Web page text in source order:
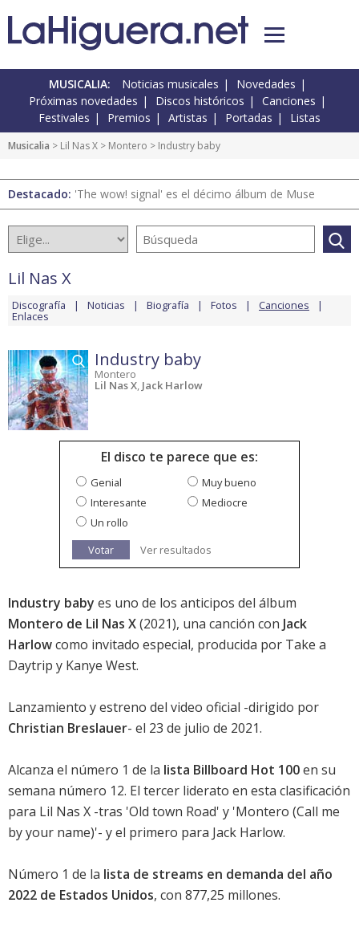
MUSICALIA: Noticias musicales
Novedades
Próximas novedades
Discos históricos
Canciones
Festivales
Premios Artistas Portadas Listas
Musicalia > Lil Nas X > Montero > Industry baby
Destacado: 'The wow! signal' es el décimo álbum de Muse
Lil Nas X
Discografía Noticias Biografía Fotos Canciones
Enlaces
Industry baby
Montero
Lil Nas X, Jack Harlow
El disco te parece que es:
Genial
Muy bueno
Interesante
Mediocre
Un rollo
Votar
Ver resultados
Industry baby es uno de los anticipos del álbum
Montero de Lil Nas X(2021), una canción con Jack
Harlowcomo invitado especial, producida por Take a
Daytrip y Kanye West.
Lanzamiento y estreno del video oficial -dirigido por
Christian Breslauer- el 23 de julio de 2021.
Alcanza el número 1 de la lista Billboard Hot 100en su
semana número 12. El tercer liderato en esta clasificación
para Lil Nas X -tras 'Old town Road' y 'Montero (Call me
by your name)'- y el primero para Jack Harlow.
Número 1 de la lista de streams en demanda del año
2022 de Estados Unidos, con 877,25 millones.